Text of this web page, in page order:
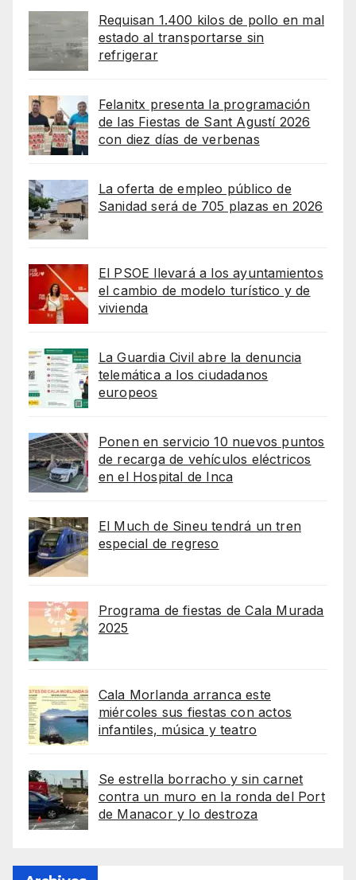
Requisan 1.400 kilos de pollo en mal
estado al transportarse sin
refrigerar
Felanitx presenta la programación
de las Fiestas de Sant Agustí 2026
con diez días de verbenas
La oferta de empleo público de
Sanidad será de 705 plazas en 2026
El PSOE llevará a los ayuntamientos
el cambio de modelo turístico y de
vivienda
La Guardia Civil abre la denuncia
telemática a los ciudadanos
europeos
Ponen en servicio 10 nuevos puntos
de recarga de vehículos eléctricos
en el Hospital de Inca
El Much de Sineu tendrá un tren
especial de regreso
Programa de fiestas de Cala Murada
2025
Cala Morlanda arranca este
miércoles sus fiestas con actos
infantiles, música y teatro
Se estrella borracho y sin carnet
contra un muro en la ronda del Port
de Manacor y lo destroza